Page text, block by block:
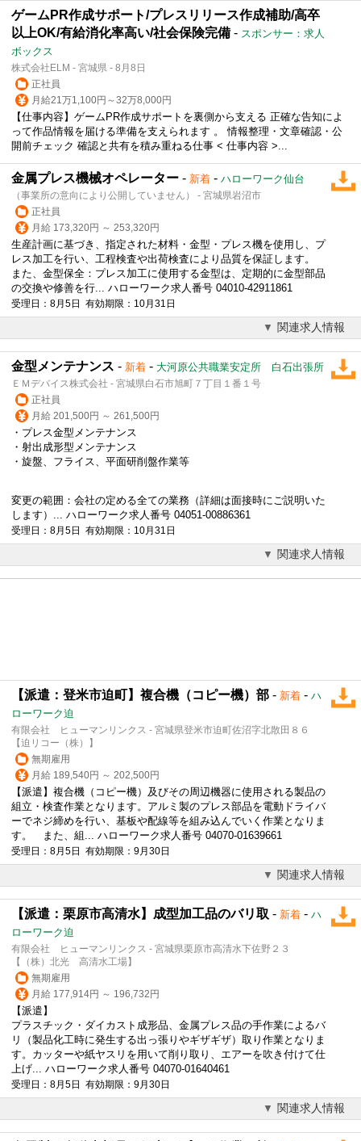
ゲームPR作成サポート/プレスリリース作成補助/高卒
以上OK/有給消化率高い/社会保険完備 - スポンサー：求人
ボックス
株式会社ELM - 宮城県 - 8月8日
正社員
月給21万1,100円～32万8,000円
【仕事内容】ゲームPR作成サポートを裏側から支える 正確な告知によ
って作品情報を届ける準備を支えられます 。 情報整理・文章確認・公
開前チェック 確認と共有を積み重ねる仕事 < 仕事内容 >...
金属プレス機械オペレーター - 新着 - ハローワーク仙台
（事業所の意向により公開していません） - 宮城県岩沼市
正社員
月給 173,320円 ～ 253,320円
生産計画に基づき、指定された材料・金型・ プレス機を使用し、プ
レス加工を行い、工程検査や出荷検査により品質を保証します。
また、金型保全： プレス 加工に使用する金型は、定期的に金型部品
の交換や修善を行... ハローワーク求人番号 04010-42911861
受理日：8月5日 有効期限：10月31日
関連求人情報
金型メンテナンス - 新着 - 大河原公共職業安定所 白石出張所
ＥＭデバイス株式会社 - 宮城県白石市旭町７丁目１番１号
正社員
月給 201,500円 ～ 261,500円
・ プレス金型メンテナンス
・射出成形型メンテナンス
・旋盤、フライス、平面研削盤作業等
変更の範囲：会社の定める全ての業務（詳細は面接時にご説明いた
します）... ハローワーク求人番号 04051-00886361
受理日：8月5日 有効期限：10月31日
関連求人情報
【派遣：登米市迫町】複合機（コピー機）部 - 新着 - ハ
ローワーク迫
有限会社 ヒューマンリンクス - 宮城県登米市迫町佐沼字北散田８６
【迫リコー（株）】
無期雇用
月給 189,540円 ～ 202,500円
【派遣】複合機（コピー機）及びその周辺機器に使用される製品の
組立・検査作業となります。アルミ製のプレス部品を電動ドライバ
ーでネジ締めを行い、基板や配線等を組み込んでいく作業となりま
す。 また、組... ハローワーク求人番号 04070-01639661
受理日：8月5日 有効期限：9月30日
関連求人情報
【派遣：栗原市高清水】成型加工品のバリ取 - 新着 - ハ
ローワーク迫
有限会社 ヒューマンリンクス - 宮城県栗原市高清水下佐野２３
【（株）北光 高清水工場】
無期雇用
月給 177,914円 ～ 196,732円
【派遣】
プラスチック・ダイカスト成形品、金属プレス品の手作業によるバ
リ（製品化工時に発生する出っ張りやギザギザ）取り作業となりま
す。カッターや紙ヤスリを用いて削り取り、エアーを吹き付けて仕
上げ... ハローワーク求人番号 04070-01640461
受理日：8月5日 有効期限：9月30日
関連求人情報